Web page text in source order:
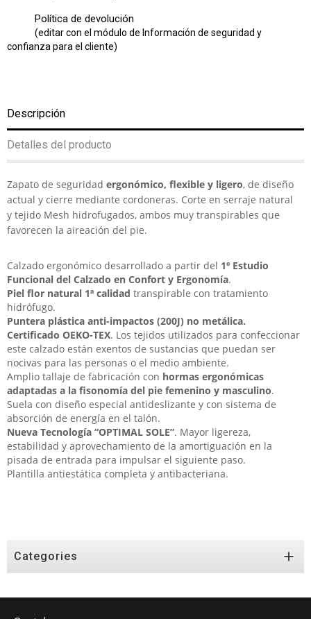
Política de devolución
(editar con el módulo de Información de seguridad y
confianza para el cliente)
Descripción
Detalles del producto
Zapato de seguridad ergonómico, flexible y ligero, de diseño
actual y cierre mediante cordoneras. Corte en serraje natural
y tejido Mesh hidrofugados, ambos muy transpirables que
favorecen la aireación del pie.
Calzado ergonómico desarrollado a partir del 1º Estudio
Funcional del Calzado en Confort y Ergonomía.
Piel flor natural 1ª calidad transpirable con tratamiento
hidrófugo.
Puntera plástica anti-impactos (200J) no metálica.
Certificado OEKO-TEX. Los tejidos utilizados para confeccionar
este calzado están exentos de sustancias que puedan ser
nocivas para las personas o el medio ambiente.
Amplio tallaje de fabricación con hormas ergonómicas
adaptadas a la fisonomía del pie femenino y masculino.
Suela con diseño especial antideslizante y con sistema de
absorción de energía en el talón.
Nueva Tecnología “OPTIMAL SOLE”. Mayor ligereza,
estabilidad y aprovechamiento de la amortiguación en la
pisada de entrada para impulsar el siguiente paso.
Plantilla antiestática completa y antibacteriana.
Categories 